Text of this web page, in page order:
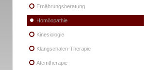
Ernährungsberatung
Homöopathie
Kinesiologie
Klangschalen-Therapie
Atemtherapie